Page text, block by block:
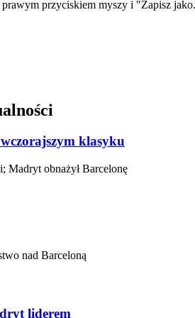
przyciskiem myszy i "Zapisz
klasyku
Madryt obnażył Barcelonę
nad Barceloną
liderem